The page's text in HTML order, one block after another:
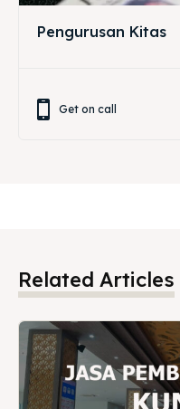
Pengurusan Kitas
Get on call
Related Articles